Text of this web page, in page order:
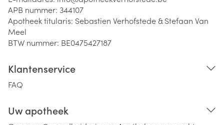
APB nummer: 344107
Apotheek titularis: Sebastien Verhofstede & Stefaan Van
Meel
BTW nummer: BE0475427187
Klantenservice
FAQ
Uw apotheek